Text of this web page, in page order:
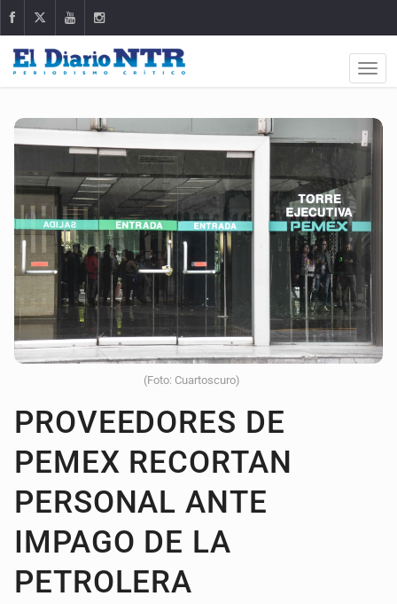
(Foto: Cuartoscuro)
PROVEEDORES DE
PEMEX RECORTAN
PERSONAL ANTE
IMPAGO DE LA
PETROLERA